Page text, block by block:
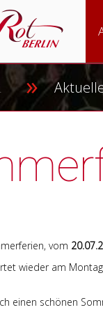
vom
wieder am
einen schönen